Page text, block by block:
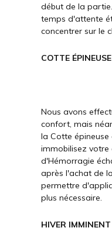
début de la
temps d'attente
concentrer sur le
COTTE ÉPINEUSE
Nous avons
confort, mais
la Cotte
immobilisez votre
d'Hémorragie
après l'achat de
permettre
plus nécessaire.
HIVER IMMINENT